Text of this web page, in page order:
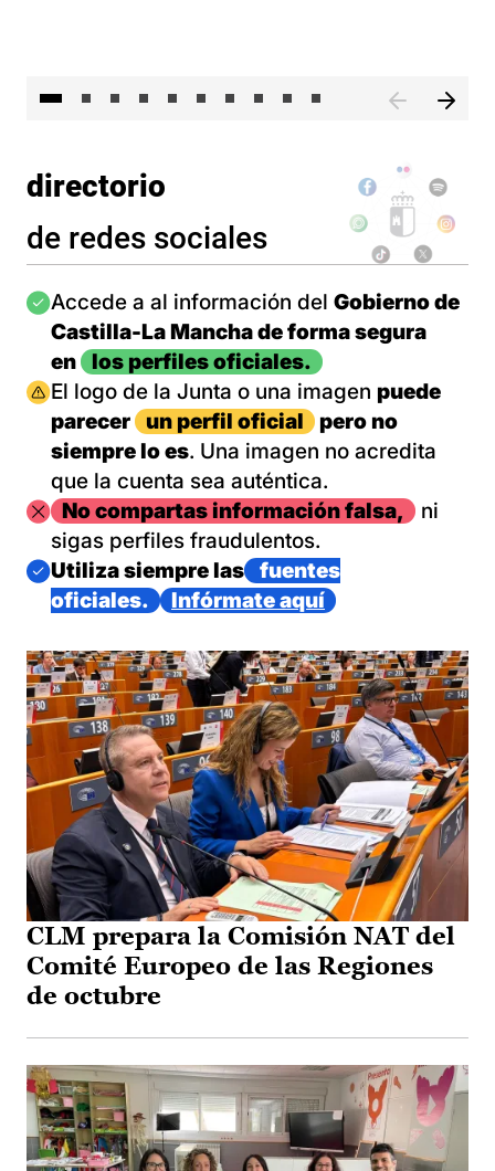
directorio
de redes sociales
Imagen
Accede a al información del Gobierno de
Castilla-La Mancha de forma segura
en
los perfiles oficiales.
Imagen
El logo de la Junta o una imagen puede
parecer
un perfil oficial
pero no
siempre lo es. Una imagen no acredita
que la cuenta sea auténtica.
ImagenNo compartas información falsa,
ni
sigas perfiles fraudulentos.
Imagen
Utiliza siempre las
fuentes
oficiales.
Infórmate aquí
CLM prepara la Comisión NAT del
Comité Europeo de las Regiones
de octubre